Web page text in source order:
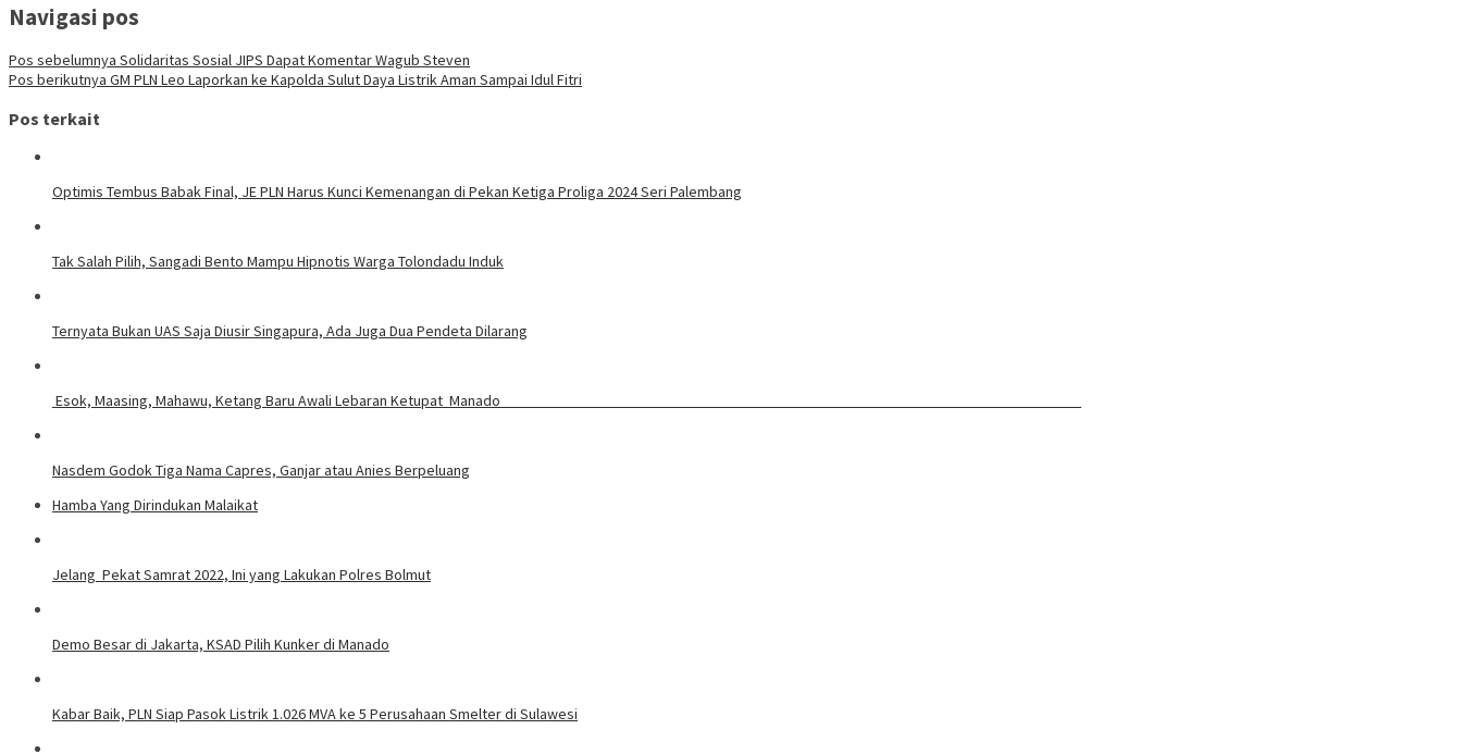
Navigasi pos
Pos sebelumnya Solidaritas Sosial JIPS Dapat Komentar Wagub Steven
Pos berikutnya GM PLN Leo Laporkan ke Kapolda Sulut Daya Listrik Aman Sampai Idul Fitri
Pos terkait
Optimis Tembus Babak Final, JE PLN Harus Kunci Kemenangan di Pekan Ketiga Proliga 2024 Seri Palembang
Tak Salah Pilih, Sangadi Bento Mampu Hipnotis Warga Tolondadu Induk
Ternyata Bukan UAS Saja Diusir Singapura, Ada Juga Dua Pendeta Dilarang
Esok, Maasing, Mahawu, Ketang Baru Awali Lebaran Ketupat Manado
Nasdem Godok Tiga Nama Capres, Ganjar atau Anies Berpeluang
Hamba Yang Dirindukan Malaikat
Jelang Pekat Samrat 2022, Ini yang Lakukan Polres Bolmut
Demo Besar di Jakarta, KSAD Pilih Kunker di Manado
Kabar Baik, PLN Siap Pasok Listrik 1.026 MVA ke 5 Perusahaan Smelter di Sulawesi